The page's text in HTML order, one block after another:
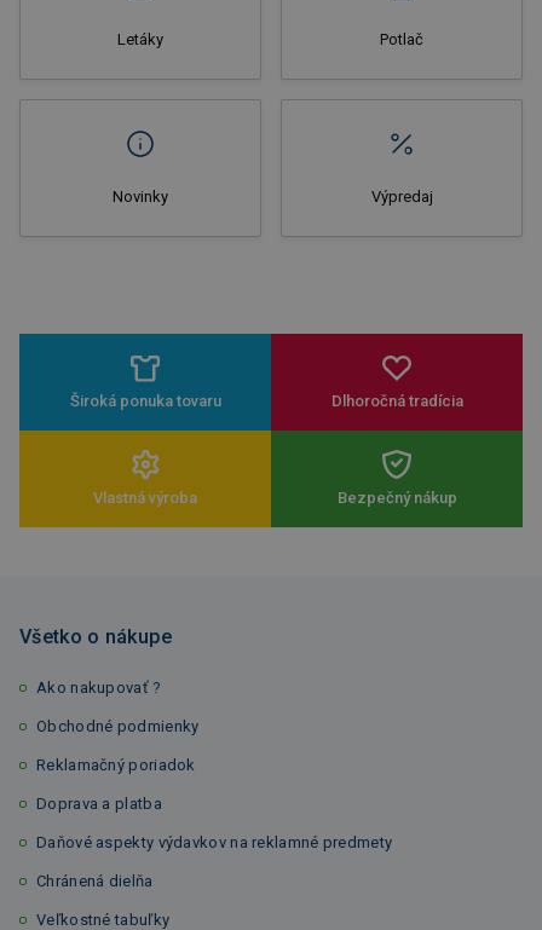
Letáky Potlač
Novinky Výpredaj
Široká ponuka tovaru Dlhoročná tradícia
Vlastná výroba Bezpečný nákup
Všetko o nákupe
Ako nakupovať ?
Obchodné podmienky
Reklamačný poriadok
Doprava a platba
Daňové aspekty výdavkov na reklamné predmety
Chránená dielňa
Veľkostné tabuľky